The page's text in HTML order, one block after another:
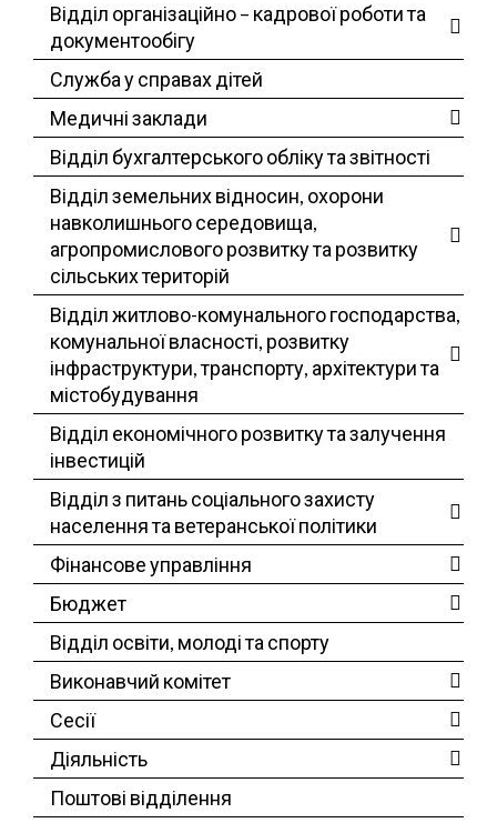
Відділ організаційно – кадрової роботи та
документообігу
Служба у справах дітей
Медичні заклади
Відділ бухгалтерського обліку та звітності
Відділ земельних відносин, охорони
навколишнього середовища,
агропромислового розвитку та розвитку
сільських територій
Відділ житлово-комунального господарства,
комунальної власності, розвитку
інфраструктури, транспорту, архітектури та
містобудування
Відділ економічного розвитку та залучення
інвестицій
Відділ з питань соціального захисту
населення та ветеранської політики
Фінансове управління
Бюджет
Відділ освіти, молоді та спорту
Виконавчий комітет
Сесії
Діяльність
Поштові відділення